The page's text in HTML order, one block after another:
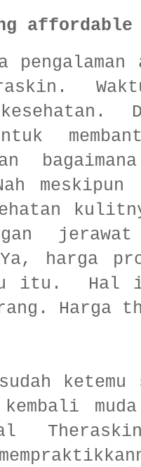
affordable
kesehatan.
jerawat
harga
itu.
Hal
Harga